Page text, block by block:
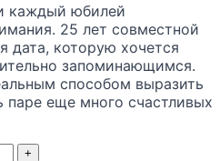
каждый юбилей
25 лет совместной
дата, которую хочется
запоминающимся.
способом выразить
паре еще много счастливых
+